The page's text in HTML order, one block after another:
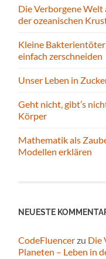
Die Verborgene Welt
der ozeanischen
Kleine
einfach zerschneiden
Unser Leben in
Geht nicht, gibt’s
Körper
Mathematik als
Modellen erklären
NEUESTE
CodeFluencerzu Die
Planeten – Leben in